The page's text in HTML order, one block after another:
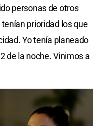
personas de otros
prioridad los que
Yo tenía planeado
de la noche. Vinimos a